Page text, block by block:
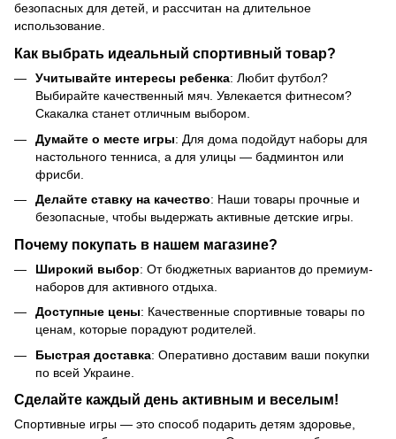
безопасных для детей, и рассчитан на длительное
использование.
Как выбрать идеальный спортивный товар?
Учитывайте интересы ребенка: Любит футбол?
Выбирайте качественный мяч. Увлекается фитнесом?
Скакалка станет отличным выбором.
Думайте о месте игры: Для дома подойдут наборы для
настольного тенниса, а для улицы — бадминтон или
фрисби.
Делайте ставку на качество: Наши товары прочные и
безопасные, чтобы выдержать активные детские игры.
Почему покупать в нашем магазине?
Широкий выбор: От бюджетных вариантов до премиум-
наборов для активного отдыха.
Доступные цены: Качественные спортивные товары по
ценам, которые порадуют родителей.
Быстрая доставка: Оперативно доставим ваши покупки
по всей Украине.
Сделайте каждый день активным и веселым!
Спортивные игры — это способ подарить детям здоровье,